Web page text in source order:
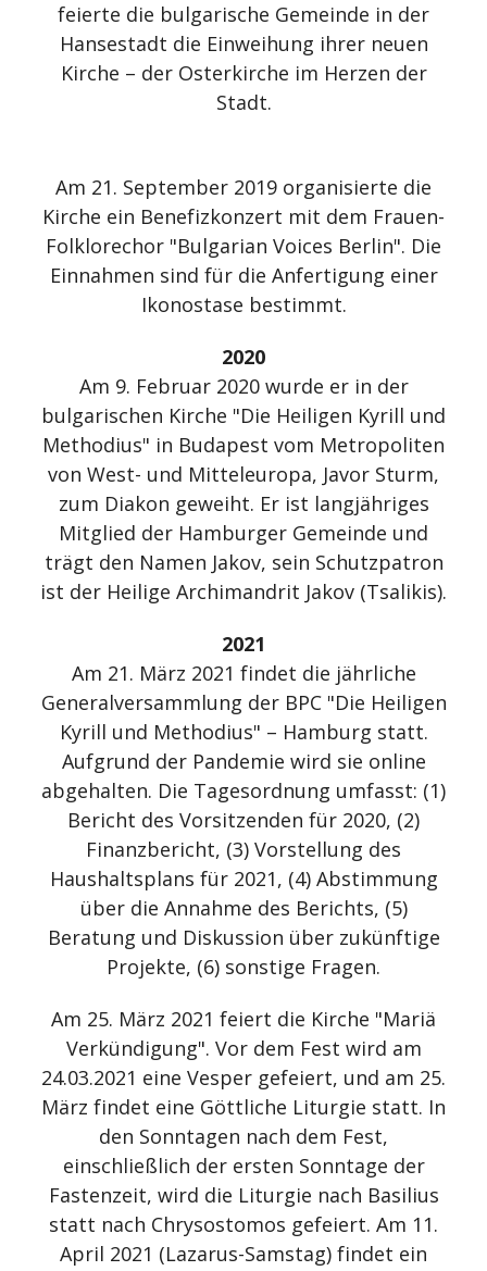
feierte die bulgarische Gemeinde in der
Hansestadt die Einweihung ihrer neuen
Kirche – der Osterkirche im Herzen der
Stadt.
Am 21. September 2019 organisierte die
Kirche ein Benefizkonzert mit dem Frauen-
Folklorechor "Bulgarian Voices Berlin". Die
Einnahmen sind für die Anfertigung einer
Ikonostase bestimmt.
2020
Am 9. Februar 2020 wurde er in der
bulgarischen Kirche "Die Heiligen Kyrill und
Methodius" in Budapest vom Metropoliten
von West- und Mitteleuropa, Javor Sturm,
zum Diakon geweiht. Er ist langjähriges
Mitglied der Hamburger Gemeinde und
trägt den Namen Jakov, sein Schutzpatron
ist der Heilige Archimandrit Jakov (Tsalikis).
2021
Am 21. März 2021 findet die jährliche
Generalversammlung der BPC "Die Heiligen
Kyrill und Methodius" – Hamburg statt.
Aufgrund der Pandemie wird sie online
abgehalten. Die Tagesordnung umfasst: (1)
Bericht des Vorsitzenden für 2020, (2)
Finanzbericht, (3) Vorstellung des
Haushaltsplans für 2021, (4) Abstimmung
über die Annahme des Berichts, (5)
Beratung und Diskussion über zukünftige
Projekte, (6) sonstige Fragen.
Am 25. März 2021 feiert die Kirche "Mariä
Verkündigung". Vor dem Fest wird am
24.03.2021 eine Vesper gefeiert, und am 25.
März findet eine Göttliche Liturgie statt. In
den Sonntagen nach dem Fest,
einschließlich der ersten Sonntage der
Fastenzeit, wird die Liturgie nach Basilius
statt nach Chrysostomos gefeiert. Am 11.
April 2021 (Lazarus-Samstag) findet ein